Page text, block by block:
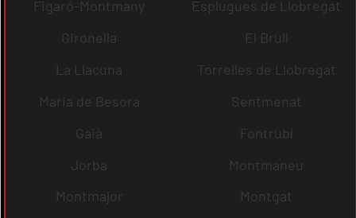
Figaró-Montmany
Esplugues de Llobregat
Gironella
El Brull
La Llacuna
Torrelles de Llobregat
Maria de Besora
Sentmenat
Gaià
Fontrubí
Jorba
Montmaneu
Montmajor
Montgat